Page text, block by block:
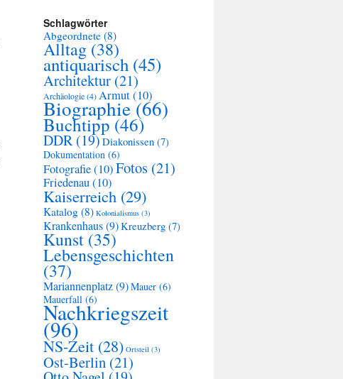
Schlagwörter
Abgeordnete (8)
Alltag (38)
antiquarisch (45)
Architektur (21)
Archäologie(4)Armut(10)
Biographie(66)
Buchtipp (46)
DDR (19) Diakonissen (7)
Dokumentation (6)
Fotografie(10)Fotos (21)
Friedenau(10)
Kaiserreich (29)
Katalog (8) Kolonialismus (3)
Krankenhaus(9)Kreuzberg (7)
Kunst (35)
Lebensgeschichten
(37)
Mariannenplatz(9)Mauer (6)
Mauerfall (6)
Nachkriegszeit
(96)
NS-Zeit (28) Ortsteil (3)
Ost-Berlin (21)